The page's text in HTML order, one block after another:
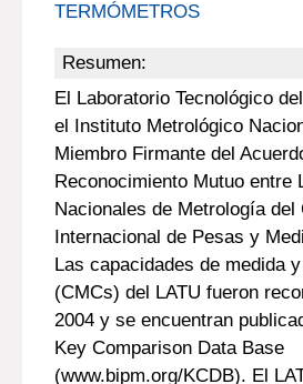
TERMÓMETROS
Resumen:
El Laboratorio Tecnológico
el Instituto Metrológico
Miembro Firmante del
Reconocimiento Mutuo entre
Nacionales de Metrología del
Internacional de Pesas y
Las capacidades de medida
(CMCs) del LATU fueron
2004 y se encuentran
Key Comparison Data Base
(www.bipm.org/KCDB). El